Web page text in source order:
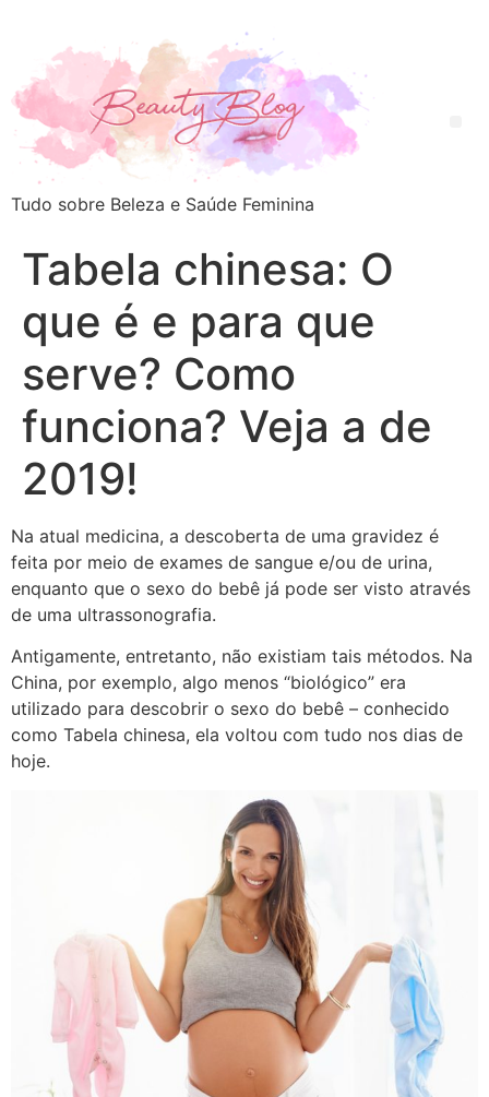
Tudo sobre Beleza e Saúde Feminina
Tabela chinesa: O
que é e para que
serve? Como
funciona? Veja a de
2019!
Na atual medicina, a descoberta de uma gravidez é
feita por meio de exames de sangue e/ou de urina,
enquanto que o sexo do bebê já pode ser visto através
de uma ultrassonografia.
Antigamente, entretanto, não existiam tais métodos. Na
China, por exemplo, algo menos “biológico” era
utilizado para descobrir o sexo do bebê – conhecido
como Tabela chinesa, ela voltou com tudo nos dias de
hoje.